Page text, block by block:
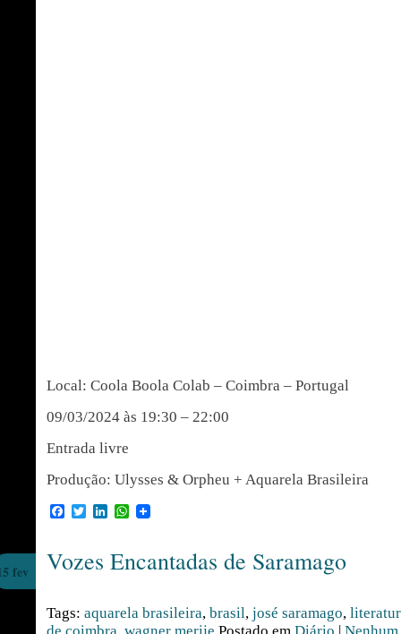
Local: Coola Boola Colab – Coimbra – Portugal
09/03/2024 às 19:30 – 22:00
Entrada livre
Produção: Ulysses & Orpheu + Aquarela Brasileira
Facebook
TwitterLinkedInWhatsApp
Vozes Encantadas de Saramago
fev
Tags: aquarela brasileira, brasil, josé saramago,